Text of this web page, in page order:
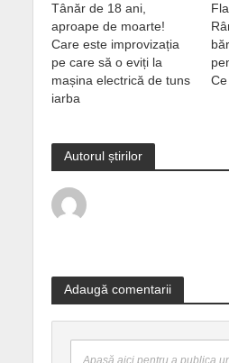
Tânăr de 18 ani,
aproape de moarte!
Care este improvizația
pe care să o eviți la
mașina electrică de tuns
iarba
Autorul știrilor
Adaugă comentarii
Apasă aici pentru a publica